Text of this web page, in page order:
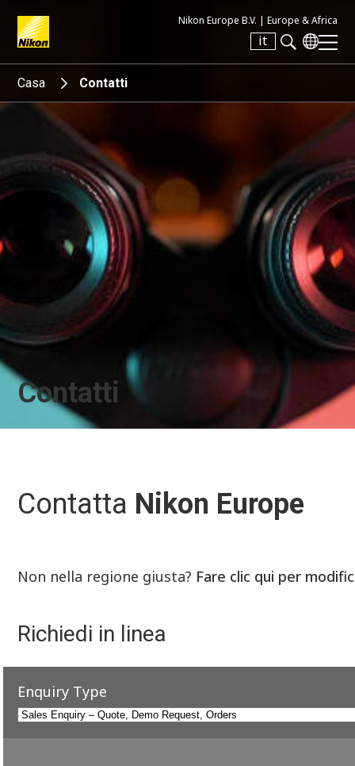
Nikon Europe B.V. | Europe & Africa
it
Search keyword(s)
Casa Contatti
Contatti
Contatta Nikon Europe
Non nella regione giusta? Fare clic qui per
Richiedi in linea
Enquiry Type